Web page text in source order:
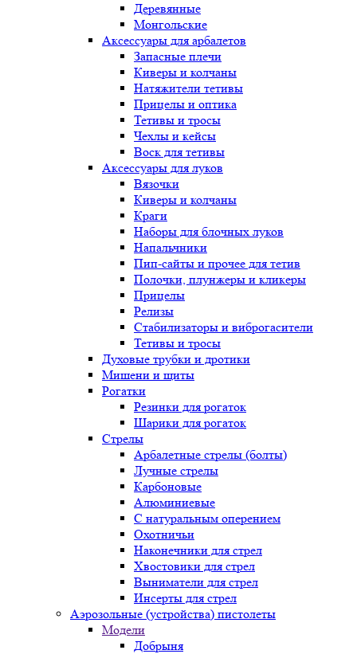
Деревянные
Монгольские
Аксессуары для арбалетов
Запасные плечи
Киверы и колчаны
Натяжители тетивы
Прицелы и оптика
Тетивы и тросы
Чехлы и кейсы
Воск для тетивы
Аксессуары для луков
Вязочки
Киверы и колчаны
Краги
Наборы для блочных луков
Напальчники
Пип-сайты и прочее для тетив
Полочки, плунжеры и кликеры
Прицелы
Релизы
Стабилизаторы и виброгасители
Тетивы и тросы
Духовые трубки и дротики
Мишени и щиты
Рогатки
Резинки для рогаток
Шарики для рогаток
Стрелы
Арбалетные стрелы (болты)
Лучные стрелы
Карбоновые
Алюминиевые
С натуральным оперением
Охотничьи
Наконечники для стрел
Хвостовики для стрел
Выниматели для стрел
Инсерты для стрел
Аэрозольные (устройства) пистолеты
Модели
Добрыня